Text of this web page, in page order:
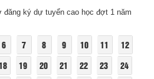
đăng ký dự tuyển cao học đợt 1 năm
6 7 8 9 10 11
12
19 20 21 22 23
24